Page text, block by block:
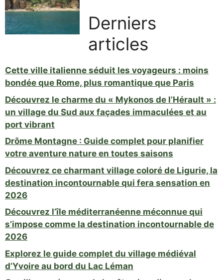
Derniers
articles
Cette ville italienne séduit les voyageurs : moins
bondée que Rome, plus romantique que Paris
Découvrez le charme du « Mykonos de l’Hérault » :
un village du Sud aux façades immaculées et au
port vibrant
Drôme Montagne : Guide complet pour planifier
votre aventure nature en toutes saisons
Découvrez ce charmant village coloré de Ligurie, la
destination incontournable qui fera sensation en
2026
Découvrez l’île méditerranéenne méconnue qui
s’impose comme la destination incontournable de
2026
Explorez le guide complet du village médiéval
d’Yvoire au bord du Lac Léman